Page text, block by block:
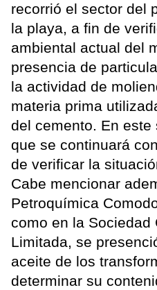
recorrió el sector del
la playa, a fin de
ambiental actual del
presencia de
la actividad de
materia prima
del cemento. En
que se continuará
de verificar la
Cabe mencionar
Petroquímica
como en la Sociedad
Limitada, se
aceite de los
determinar su